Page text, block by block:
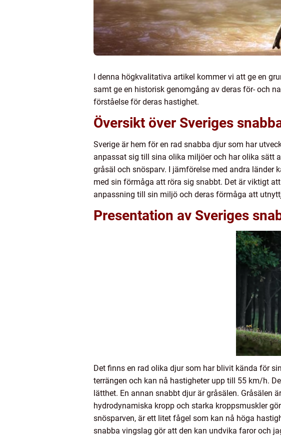
I denna högkvalitativa artikel kommer vi att ge en
samt ge en historisk genomgång av deras för- och
förståelse för deras hastighet.
Översikt över Sveriges
Sverige är hem för en rad snabba djur som har
anpassat sig till sina olika miljöer och har olika sätt
gråsäl och snösparv. I jämförelse med andra länder
med sin förmåga att röra sig snabbt. Det är viktigt
anpassning till sin miljö och deras förmåga att
Presentation av Sveriges
Det finns en rad olika djur som har blivit kända för
terrängen och kan nå hastigheter upp till 55 km/h.
lätthet. En annan snabbt djur är gråsälen. Gråsälen
hydrodynamiska kropp och starka kroppsmuskler
snösparven, är ett litet fågel som kan nå höga
snabba vingslag gör att den kan undvika faror och